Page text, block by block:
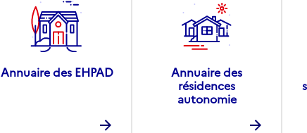
Annuaire des EHPAD
Annuaire des
résidences
autonomie